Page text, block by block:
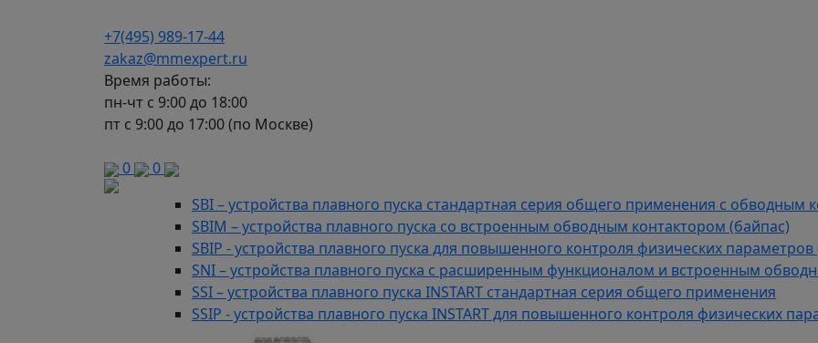
+7(495) 989-17-44
zakaz@mmexpert.ru
Время работы:
пн-чт с 9:00 до 18:00
пт с 9:00 до 17:00 (по Москве)
0 0
Частотные преобразователи SCHNEIDER ELECTRIC
Частотные преобразователи ONI
Автоматизация
Аксессуары для микро ПЛК
Контроллеры компактные для частотных преобразователей
Контроллеры ОЕМ
Устройства плавного пуска
SBI – устройства плавного пуска стандартная серия общего применения с обводным
SBIM – устройства плавного пуска со встроенным обводным контактором (байпас)
SBIP - устройства плавного пуска для повышенного контроля физических
SNI – устройства плавного пуска с расширенным функционалом и встроенным
SSI – устройства плавного пуска INSTART стандартная серия общего применения
SSIP - устройства плавного пуска INSTART для повышенного контроля физических